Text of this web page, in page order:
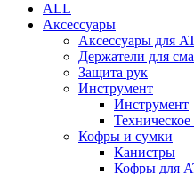
ALL
Аксессуары
Аксессуары для
Держатели для
Защита рук
Инструмент
Инструмент
Кофры и сумки
Канистры
Кофры для